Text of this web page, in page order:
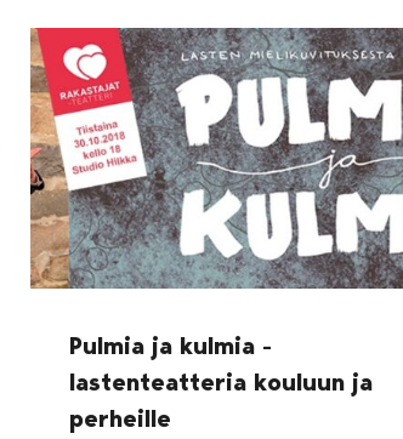
Pulmia ja kulmia -
lastenteatteria kouluun ja
perheille